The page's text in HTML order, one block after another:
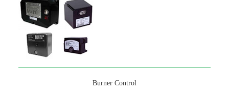
Burner Control